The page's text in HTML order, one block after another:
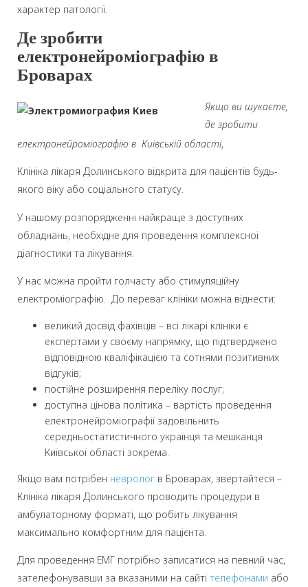
характер патології.
Де зробити
електронейроміографію в
Броварах
Якщо ви шукаєте,
де зробити
електронейроміографію в Київській області,
Клініка лікаря Долинського відкрита для пацієнтів будь-
якого віку або соціального статусу.
У нашому розпорядженні найкраще з доступних
обладнань, необхідне для проведення комплексної
діагностики та лікування.
У нас можна пройти голчасту або стимуляційну
електроміографію. До переваг клініки можна віднести:
великий досвід фахівців – всі лікарі клініки є
експертами у своєму напрямку, що підтверджено
відповідною кваліфікацією та сотнями позитивних
відгуків;
постійне розширення переліку послуг;
доступна цінова політика – вартість проведення
електронейроміографії задовільнить
середньостатистичного українця та мешканця
Київської області зокрема.
Якщо вам потрібен невролог в Броварах, звертайтеся –
Клініка лікаря Долинського проводить процедури в
амбулаторному форматі, що робить лікування
максимально комфортним для пацієнта.
Для проведення ЕМГ потрібно записатися на певний час,
зателефонувавши за вказаними на сайті телефонами або